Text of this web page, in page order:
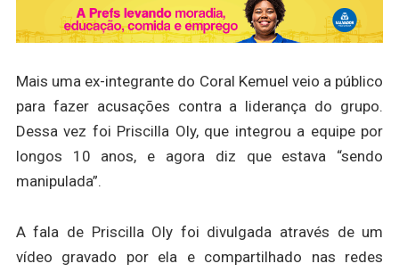
Mais uma ex-integrante do Coral Kemuel veio a público
para fazer acusações contra a liderança do grupo.
Dessa vez foi Priscilla Oly, que integrou a equipe por
longos 10 anos, e agora diz que estava “sendo
manipulada”.
A fala de Priscilla Oly foi divulgada através de um
vídeo gravado por ela e compartilhado nas redes